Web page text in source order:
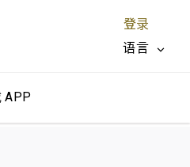
登录
语言
APP